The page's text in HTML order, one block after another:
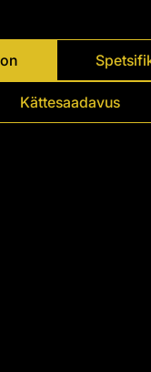
Kättesaadavus